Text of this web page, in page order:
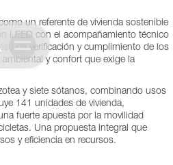
un referente de vivienda sostenible
LEED con el acompañamiento técnico
de verificación y cumplimiento de los
y confort que exige la
y siete sótanos, combinando usos
141 unidades de vivienda,
fuerte apuesta por la movilidad
Una propuesta integral que
y eficiencia en recursos.